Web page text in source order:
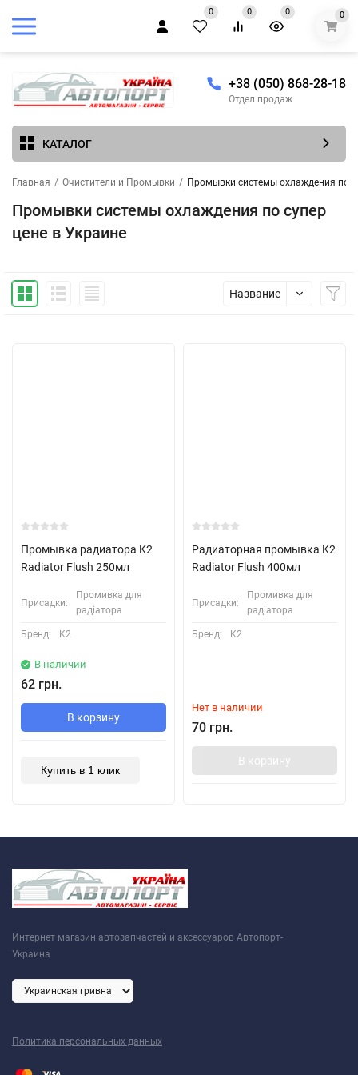
0 0 0 0
+38 (050) 868-28-18
Отдел продаж
КАТАЛОГ
Главная / Очистители и Промывки / Промывки системы охлаждения по
Промывки системы охлаждения по супер
цене в Украине
Название
Промывка радиатора K2
Radiator Flush 250мл
Присадки:
Промивка для
радіатора
Бренд: K2
В наличии
62 грн.
В корзину
Купить в 1 клик
Радиаторная промывка K2
Radiator Flush 400мл
Присадки:
Промивка для
радіатора
Бренд: K2
Нет в наличии
70 грн.
В корзину
Интернет магазин автозапчастей и аксессуаров Автопорт-
Украина
Политика персональных данных